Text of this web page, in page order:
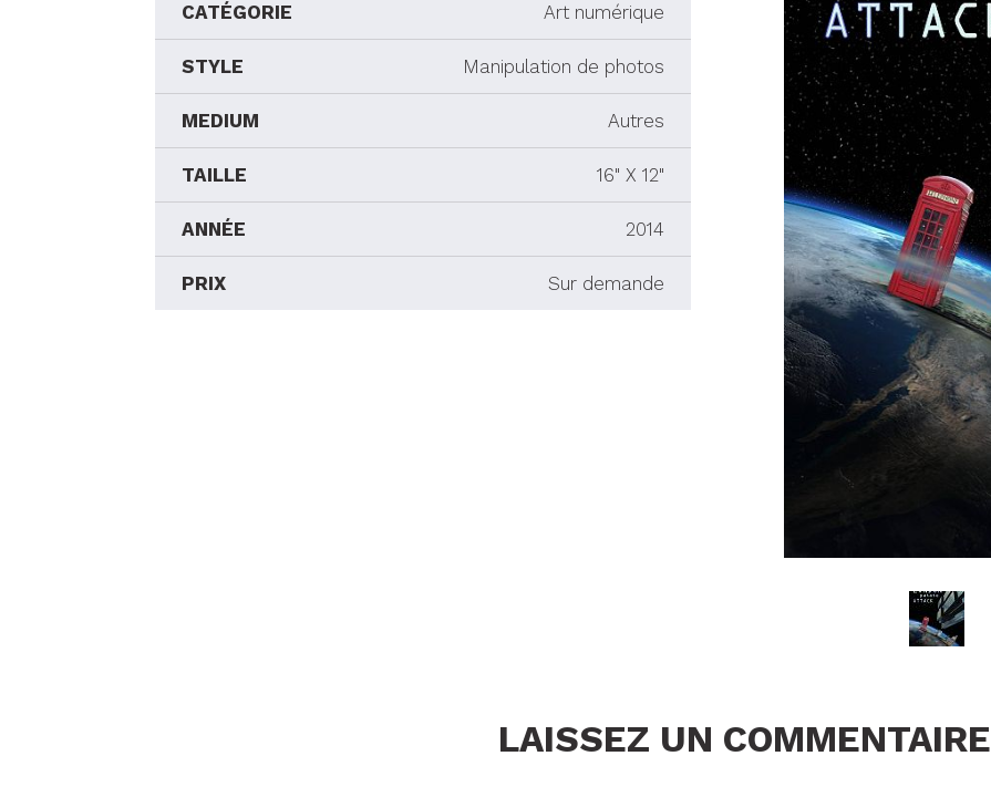
CATÉGORIE Art numérique
STYLE Manipulation de photos
MEDIUM Autres
TAILLE 16" X 12"
ANNÉE 2014
PRIX Sur demande
LAISSEZ UN COMMENTAIRE